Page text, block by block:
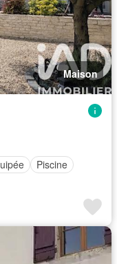
Maison
Piscine